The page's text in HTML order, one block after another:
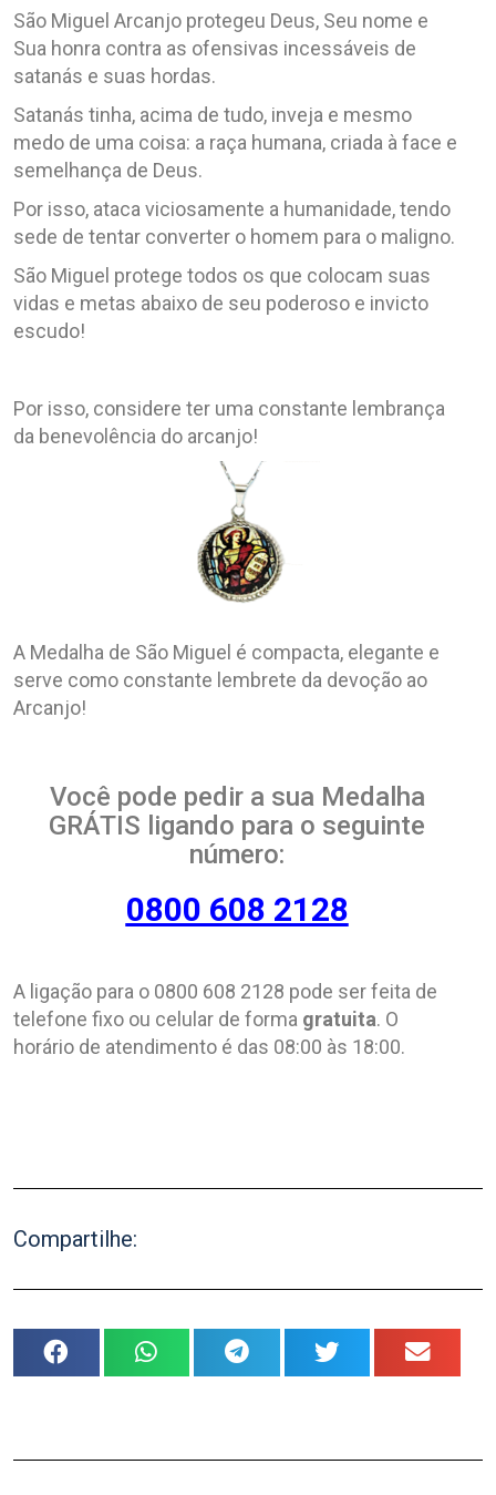
São Miguel Arcanjo protegeu Deus, Seu nome e
Sua honra contra as ofensivas incessáveis de
satanás e suas hordas.
Satanás tinha, acima de tudo, inveja e mesmo
medo de uma coisa: a raça humana, criada à face e
semelhança de Deus.
Por isso, ataca viciosamente a humanidade, tendo
sede de tentar converter o homem para o maligno.
São Miguel protege todos os que colocam suas
vidas e metas abaixo de seu poderoso e invicto
escudo!
Por isso, considere ter uma constante lembrança
da benevolência do arcanjo!
A Medalha de São Miguel é compacta, elegante e
serve como constante lembrete da devoção ao
Arcanjo!
Você pode pedir a sua Medalha
GRÁTIS ligando para o seguinte
número:
0800 608 2128
A ligação para o 0800 608 2128 pode ser feita de
telefone fixo ou celular de forma gratuita. O
horário de atendimento é das 08:00 às 18:00.
Compartilhe: